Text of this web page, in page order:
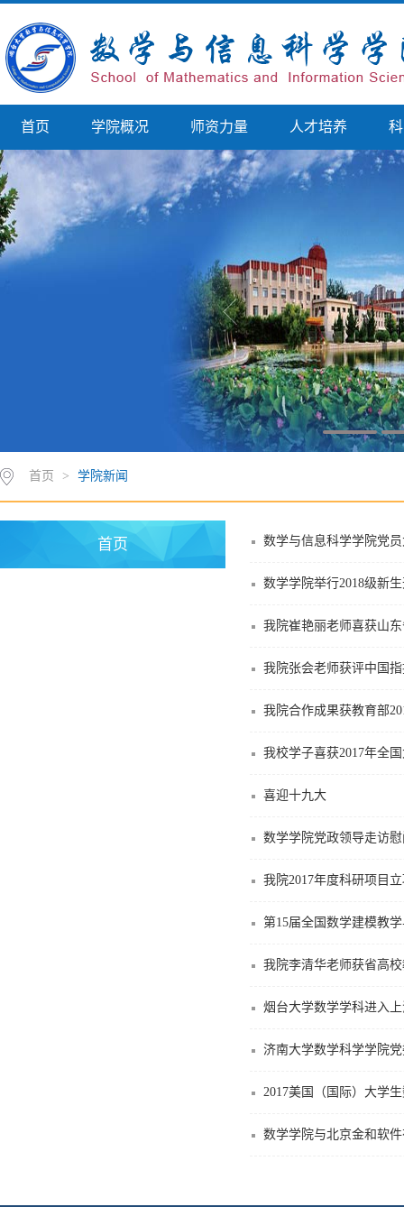
首页 学院概况 师资力量 人才培养
首页 > 学院新闻
首页 数学与信息科学学院党
数学学院举行2018级新
我院崔艳丽老师喜获山
我院张会老师获评中国
我院合作成果获教育部
我校学子喜获2017年全
喜迎十九大
数学学院党政领导走访
我院2017年度科研项目
第15届全国数学建模教
我院李清华老师获省高
烟台大学数学学科进入
济南大学数学科学学院
2017美国（国际）大学
数学学院与北京金和软